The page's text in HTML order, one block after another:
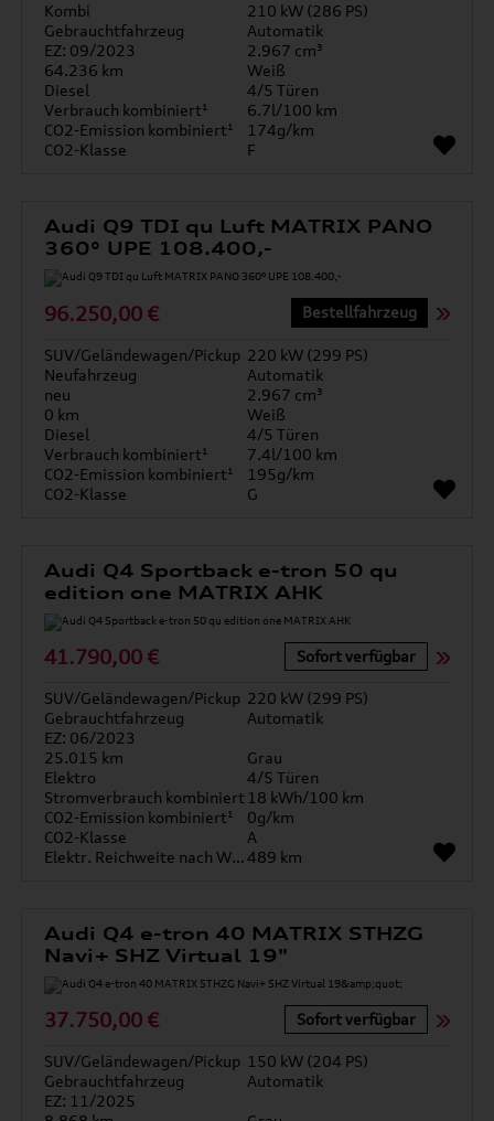
Kombi
210 kW (286 PS)
Gebrauchtfahrzeug
Automatik
EZ: 09/2023
2.967 cm³
64.236 km
Weiß
Diesel
4/5 Türen
Verbrauch kombiniert¹
6.7l/100 km
CO2-Emission kombiniert¹
174g/km
CO2-Klasse
F
Audi Q9 TDI qu Luft MATRIX PANO
360° UPE 108.400,-
96.250,00 € Bestellfahrzeug
SUV/Geländewagen/Pickup 220 kW (299 PS)
Neufahrzeug
Automatik
neu
2.967 cm³
0 km
Weiß
Diesel
4/5 Türen
Verbrauch kombiniert¹
7.4l/100 km
CO2-Emission kombiniert¹
195g/km
CO2-Klasse
G
Audi Q4 Sportback e-tron 50 qu
edition one MATRIX AHK
41.790,00 € Sofort verfügbar
SUV/Geländewagen/Pickup 220 kW (299 PS)
Gebrauchtfahrzeug
Automatik
EZ: 06/2023
25.015 km
Grau
Elektro
4/5 Türen
Stromverbrauch kombiniert 18 kWh/100 km
CO2-Emission kombiniert¹
0g/km
CO2-Klasse
A
Elektr. Reichweite nach WLTP*489 km
Audi Q4 e-tron 40 MATRIX STHZG
Navi+ SHZ Virtual 19"
37.750,00 € Sofort verfügbar
SUV/Geländewagen/Pickup 150 kW (204 PS)
Gebrauchtfahrzeug
Automatik
EZ: 11/2025